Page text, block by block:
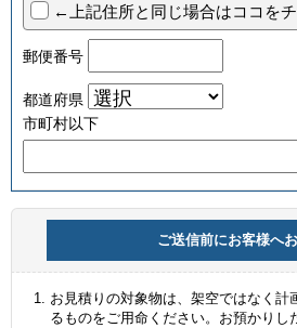
←上記住所と同じ場合はココを
郵便番号
都道府県
市町村以下
ご送信前にお客様へ
お見積りの対象物は、架空ではなく計
るものをご用命ください。お預かりし